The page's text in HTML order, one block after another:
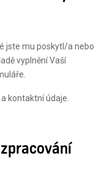
jste mu poskytl/a nebo
vyplnění Vaší
kontaktní údaje.